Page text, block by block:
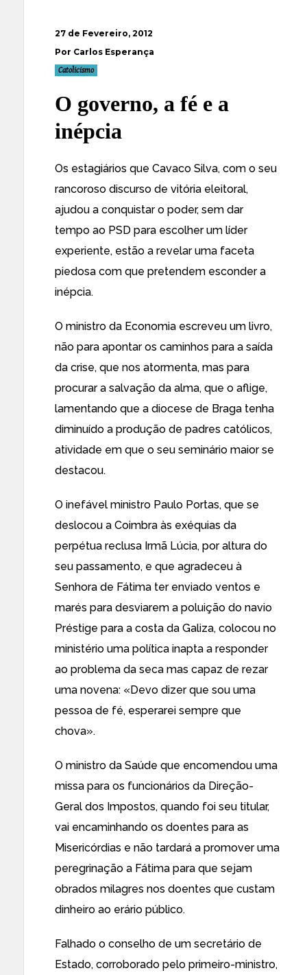
27 de Fevereiro, 2012
Por Carlos Esperança
Catolicismo
O governo, a fé e a
inépcia
Os estagiários que Cavaco Silva, com o seu
rancoroso discurso de vitória eleitoral,
ajudou a conquistar o poder, sem dar
tempo ao PSD para escolher um líder
experiente, estão a revelar uma faceta
piedosa com que pretendem esconder a
inépcia.
O ministro da Economia escreveu um livro,
não para apontar os caminhos para a saída
da crise, que nos atormenta, mas para
procurar a salvação da alma, que o aflige,
lamentando que a diocese de Braga tenha
diminuído a produção de padres católicos,
atividade em que o seu seminário maior se
destacou.
O inefável ministro Paulo Portas, que se
deslocou a Coimbra às exéquias da
perpétua reclusa Irmã Lúcia, por altura do
seu passamento, e que agradeceu à
Senhora de Fátima ter enviado ventos e
marés para desviarem a poluição do navio
Préstige para a costa da Galiza, colocou no
ministério uma política inapta a responder
ao problema da seca mas capaz de rezar
uma novena: «Devo dizer que sou uma
pessoa de fé, esperarei sempre que
chova».
O ministro da Saúde que encomendou uma
missa para os funcionários da Direção-
Geral dos Impostos, quando foi seu titular,
vai encaminhando os doentes para as
Misericórdias e não tardará a promover uma
peregrinação a Fátima para que sejam
obrados milagres nos doentes que custam
dinheiro ao erário público.
Falhado o conselho de um secretário de
Estado, corroborado pelo primeiro-ministro,